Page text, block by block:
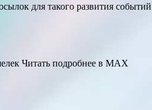
для такого развития
Читать подробнее в MAX